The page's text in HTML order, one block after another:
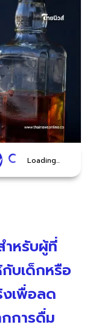
Loading...
ำหรับผู้ที่
บเด็กหรือ
งเพื่อลด
การดื่ม